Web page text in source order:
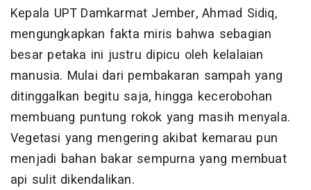
​Kepala UPT Damkarmat Jember, Ahmad Sidiq,
mengungkapkan fakta miris bahwa sebagian
besar petaka ini justru dipicu oleh kelalaian
manusia. Mulai dari pembakaran sampah yang
ditinggalkan begitu saja, hingga kecerobohan
membuang puntung rokok yang masih menyala.
Vegetasi yang mengering akibat kemarau pun
menjadi bahan bakar sempurna yang membuat
api sulit dikendalikan.